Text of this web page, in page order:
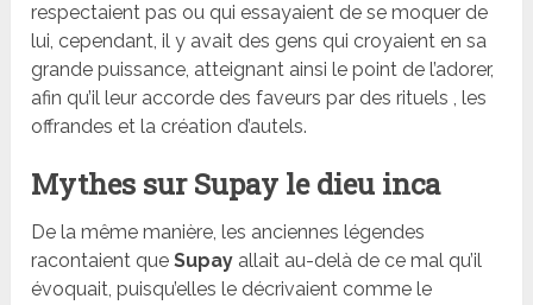
respectaient pas ou qui essayaient de se moquer de
lui, cependant, il y avait des gens qui croyaient en sa
grande puissance, atteignant ainsi le point de l’adorer,
afin qu’il leur accorde des faveurs par des rituels , les
offrandes et la création d’autels.
Mythes sur Supay le dieu inca
De la même manière, les anciennes légendes
racontaient queSupay allait au-delà de ce mal qu’il
évoquait, puisqu’elles le décrivaient comme le